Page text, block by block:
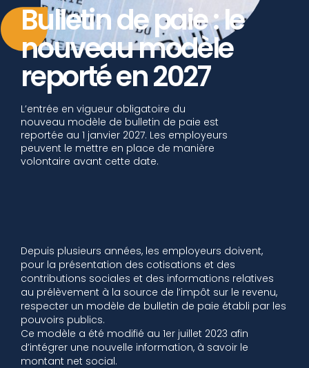
Bulletin de paie : le
nouveau modèle
reporté en 2027
L’entrée en vigueur obligatoire du
nouveau modèle de bulletin de paie est
reportée au 1 janvier 2027. Les employeurs
peuvent le mettre en place de manière
volontaire avant cette date.
Depuis plusieurs années, les employeurs doivent,
pour la présentation des cotisations et des
contributions sociales et des informations relatives
au prélèvement à la source de l’impôt sur le revenu,
respecter un modèle de bulletin de paie établi par les
pouvoirs publics.
Ce modèle a été modifié au 1er juillet 2023 afin
d’intégrer une nouvelle information, à savoir le
montant net social.